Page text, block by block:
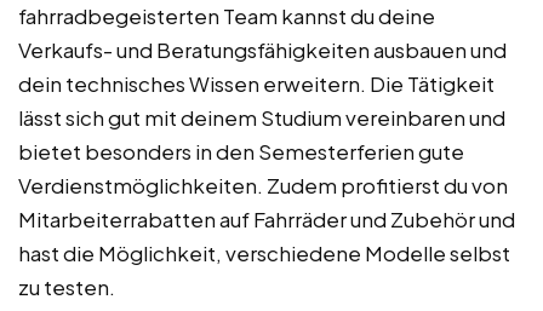
fahrradbegeisterten Team kannst du deine
Verkaufs- und Beratungsfähigkeiten ausbauen und
dein technisches Wissen erweitern. Die Tätigkeit
lässt sich gut mit deinem Studium vereinbaren und
bietet besonders in den Semesterferien gute
Verdienstmöglichkeiten. Zudem profitierst du von
Mitarbeiterrabatten auf Fahrräder und Zubehör und
hast die Möglichkeit, verschiedene Modelle selbst
zu testen.